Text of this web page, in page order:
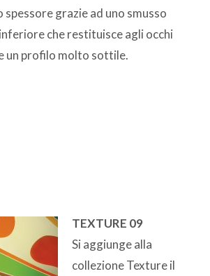
grazie ad uno smusso
che restituisce agli occhi
un profilo molto sottile.
TEXTURE 09
Si aggiunge alla
collezione Texture il